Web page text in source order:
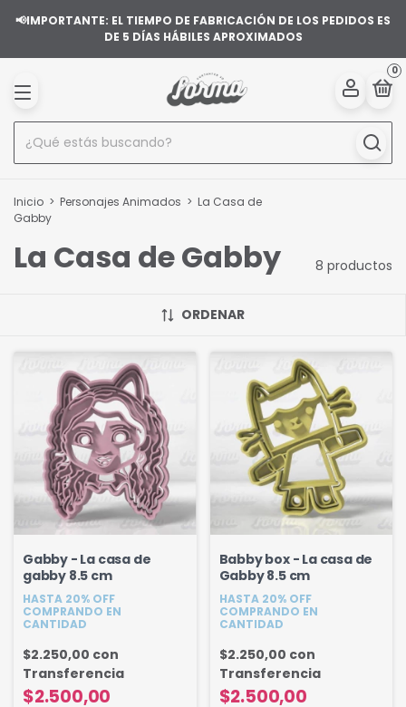
📢IMPORTANTE: EL TIEMPO DE FABRICACIÓN DE LOS PEDIDOS ES
DE 5 DÍAS HÁBILES APROXIMADOS
0
Inicio > Personajes Animados > La Casa de
Gabby
La Casa de Gabby 8 productos
ORDENAR
Gabby - La casa de
gabby 8.5 cm
HASTA 20% OFF
COMPRANDO EN
CANTIDAD
$2.500,00
$2.250,00 con
Transferencia
Babby box - La casa de
Gabby 8.5 cm
HASTA 20% OFF
COMPRANDO EN
CANTIDAD
$2.500,00
$2.250,00 con
Transferencia